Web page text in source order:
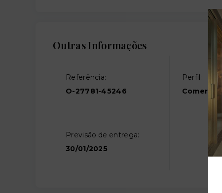
Outras Informações
Referência:
O-27781-45246
Perfil:
Comercial
Previsão de entrega:
30/01/2025